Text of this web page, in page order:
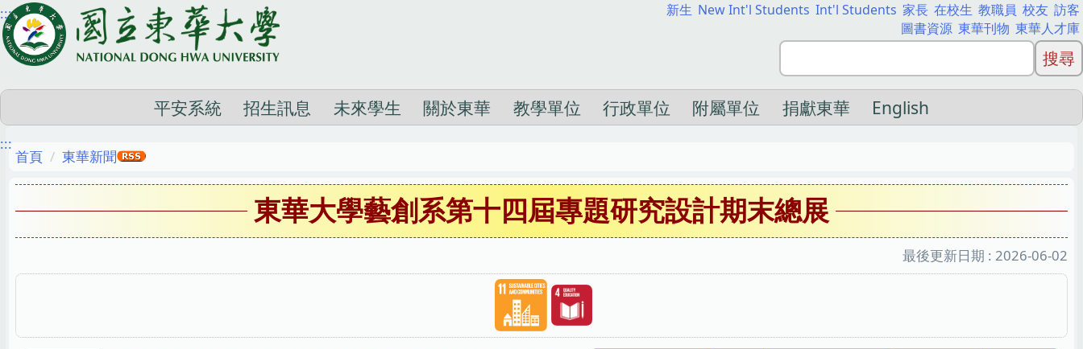
跳
到
主
容
區
::: 新生 New Int'l Students Int'l Students 家長 在校生 教職員 校友 訪客
圖書資源 東華刊物 東華人才庫
平安系統 招生訊息 未來學生 關於東華 教學單位 行政單位 附屬單位 捐獻東華 English
:::
首頁 東華新聞
東華大學藝創系第十四屆專題研究設計期末總展
最後更新日期 : 2026-06-02